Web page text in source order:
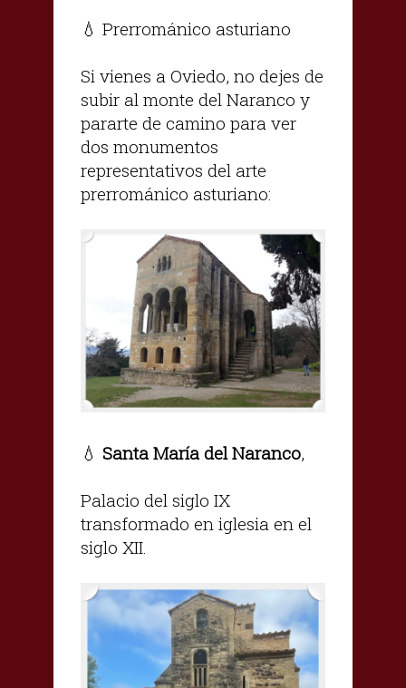
💧 Prerrománico asturiano
Si vienes a Oviedo, no dejes de
subir al monte del Naranco y
pararte de camino para ver
dos monumentos
representativos del arte
prerrománico asturiano:
💧 Santa María del Naranco,
Palacio del siglo IX
transformado en iglesia en el
siglo XII.